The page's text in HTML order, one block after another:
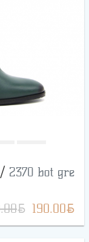
2370 bot gre
BYN 190.00BYN